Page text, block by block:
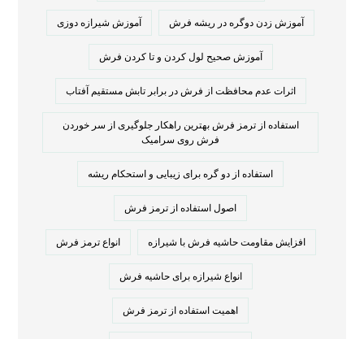
آموزش زدن دوگره در ریشه فرش آموزش شیرازه دوزی
آموزش صحیح لول کردن و تا کردن فرش
اثرات عدم محافظت از فرش در برابر تابش مستقیم آفتاب
استفاده از ترمز فرش بهترین راهکار جلوگیری از سر خوردن
فرش روی سرامیک
استفاده از دو گره برای زیبایی و استحکام ریشه
اصول استفاده از ترمز فرش
افزایش مقاومت حاشیه فرش با شیرازه انواع ترمز فرش
انواع شیرازه برای حاشیه فرش
اهمیت استفاده از ترمز فرش